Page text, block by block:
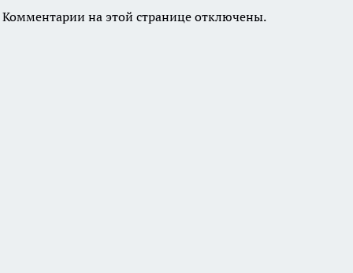
Комментарии на этой странице отключены.